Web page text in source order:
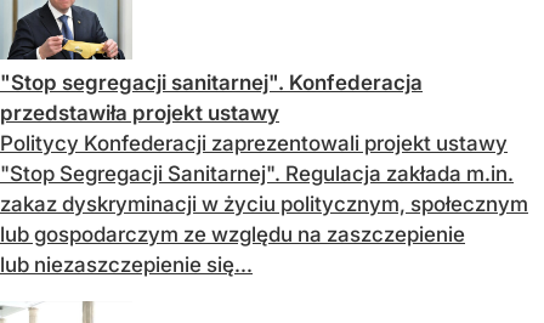
"Stop segregacji sanitarnej". Konfederacja
przedstawiła projekt ustawy
Politycy Konfederacji zaprezentowali projekt ustawy
"Stop Segregacji Sanitarnej". Regulacja zakłada m.in.
zakaz dyskryminacji w życiu politycznym, społecznym
lub gospodarczym ze względu na zaszczepienie
lub niezaszczepienie się...